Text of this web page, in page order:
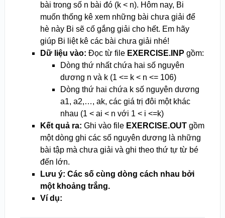
bài trong số n bài đó (k < n). Hôm nay, Bi
muốn thống kê xem những bài chưa giải để
hè này Bi sẽ cố gắng giải cho hết. Em hãy
giúp Bi liệt kê các bài chưa giải nhé!
Dữ liệu vào: Đọc từ file EXERCISE.INP gồm:
Dòng thứ nhất chứa hai số nguyên
dương n và k (1 <= k < n <= 106)
Dòng thứ hai chứa k số nguyên dương
a1, a2,…, ak, các giá trị đôi một khác
nhau (1 < ai < n với 1 < i <=k)
Kết quả ra: Ghi vào file EXERCISE.OUTgồm
một dòng ghi các số nguyên dương là những
bài tập mà chưa giải và ghi theo thứ tự từ bé
đến lớn.
Lưu ý: Các số cùng dòng cách nhau bởi
một khoảng trắng.
Ví dụ: